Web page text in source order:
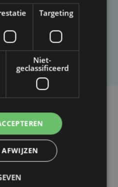
opgemerkt in dit
weten
Update
Politie vat bestuurder na
Targeting
Niet-
geclassificeerd